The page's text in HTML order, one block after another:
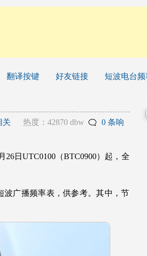
翻译按键 好友链接 短波电台频
关 热度：42870 dbw
0 条响
日UTC0100（BTC0900）起，全
波广播频率表，供参考。其中，节